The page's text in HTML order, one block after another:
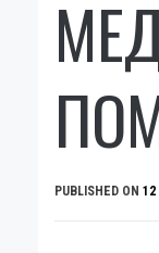
PUBLISHED ON